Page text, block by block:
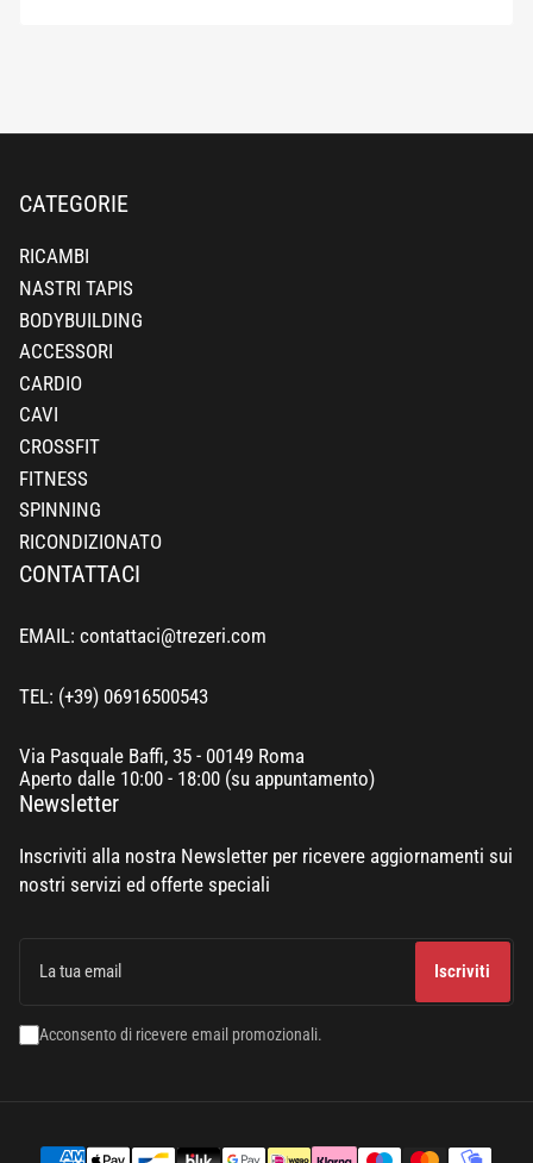
CATEGORIE
RICAMBI
NASTRI TAPIS
BODYBUILDING
ACCESSORI
CARDIO
CAVI
CROSSFIT
FITNESS
SPINNING
RICONDIZIONATO
CONTATTACI
EMAIL: contattaci@trezeri.com
TEL: (+39) 06916500543
Via Pasquale Baffi, 35 - 00149 Roma
Aperto dalle 10:00 - 18:00 (su appuntamento)
Newsletter
Inscriviti alla nostra Newsletter per ricevere aggiornamenti sui
nostri servizi ed offerte speciali
Iscriviti
Acconsento di ricevere email promozionali.
Modalità